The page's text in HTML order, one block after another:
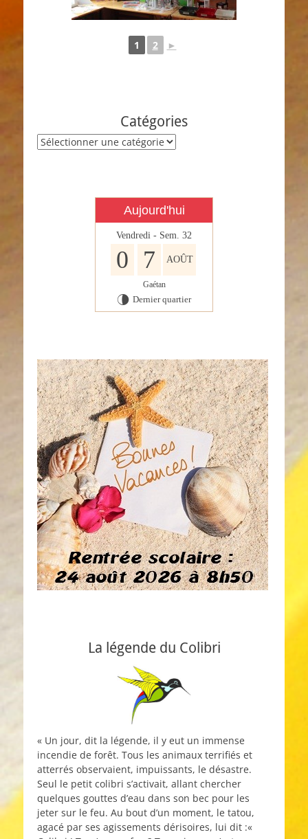
1 2 ►
Catégories
Catégories
Aujourd'hui
Vendredi - Sem. 32
0 7 AOÛT
Gaétan
U Dernier quartier
La légende du Colibri
« Un jour, dit la légende, il y eut un immense
incendie de forêt. Tous les animaux terrifiés et
atterrés observaient, impuissants, le désastre.
Seul le petit colibri s’activait, allant chercher
quelques gouttes d’eau dans son bec pour les
jeter sur le feu. Au bout d’un moment, le tatou,
agacé par ses agissements dérisoires, lui dit :«